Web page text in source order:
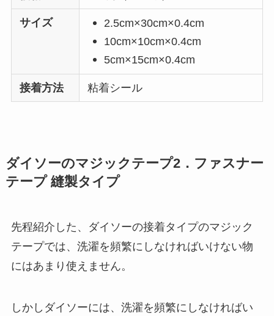
サイズ
2.5cm×30cm×0.4cm
10cm×10cm×0.4cm
5cm×15cm×0.4cm
接着方法 粘着シール
ダイソーのマジックテープ2．ファスナー
テープ 縫製タイプ
先程紹介した、ダイソーの接着タイプのマジック
テープでは、洗濯を頻繁にしなければいけない物
にはあまり使えません。
しかしダイソーには、洗濯を頻繁にしなければい